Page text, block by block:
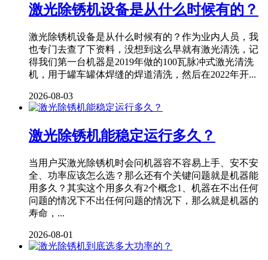
激光除锈机设备是从什么时候有的？
激光除锈机设备是从什么时候有的？作为业内人员，我
也专门去查了下资料，没想到这么早就有激光清洗，记
得我们第一台机器是2019年做的100瓦脉冲式激光清洗
机，用于罐车罐体焊缝的焊道清洗，然后在2022年开...
2026-08-03
激光除锈机能稳定运行多久？
当用户买激光除锈机时会问机器容不容易上手、安不安
全、功率应该怎么选？那么还有个关键问题就是机器能
用多久？其实这个用多久有2个概念1、机器在不出任何
问题的情况下不出任何问题的情况下，那么就是机器的
寿命，...
2026-08-01